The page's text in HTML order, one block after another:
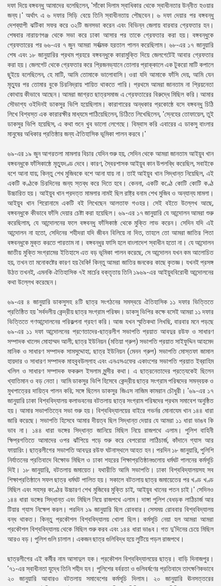
দফা দিয়ে বঙ্গবন্ধু আমাদের বলেছিলেন, 'সাঁকো দিলাম স্বাধিকার থেকে স্বাধীনতার উন্নীত হওয়ার
জন্য।' অর্থাৎ এ ৬ দফার সিড়ি বেয়ে তিনি স্বাধীনতায় পৌছবেন। ৬ দফা দেয়ার পর বঙ্গবন্ধু
দেশব্যাপী ঝটিকা সফর করে ৩২টি জনসভা করেন এবং বিভিন্ন জেলায় বারবার গ্রেফতার হন।
শেষবার নারায়ণগঞ্জ থেকে সভা করে ঢাকা আসার পর তাকে গ্রেফতার করা হয়। বঙ্গবন্ধুকে
গ্রেফতারের পর ৬৬-এর ৭ জুন আমরা সর্বাত্মক হরতাল পালন করেছিলাম। ৬৮-এর ১৭ জানুয়ারি
শেষ এবং ১৮ জানুয়ারির প্রথম প্রহরে বঙ্গবন্ধুকে কারামুক্তি দিয়ে জেলগেটেই আবার গ্রেফতার
করা হয়। জেলগেট থেকে গ্রেফতার করে প্রিজনভ্যানে তােলার প্রাক্কালে এক টুকরাে মাটি কপালে
ছুইয়ে বলেছিলেন, হে মাটি, আমি তােমাকে ভালােবাসি। ওরা যদি আমাকে ফাঁসি দেয়, আমি যেন
মৃত্যুর পর তােমার বুকে চিরনিদ্রায় শায়িত থাকতে পারি। প্রথমে আমরা জানতাম না প্রিয়নেতা
কোথায় কীভাবে আছেন। আমরা জাগ্রত ছাত্রসমাজ এ গ্রেফতারের বিরুদ্ধে মিছিল করি। আমার
সৌভাগ্য ওইদিনই ডাকসুর ভিপি হয়েছিলাম। কারাগারের অন্ধকার প্রকোষ্ঠে বসে বঙ্গবন্ধু চিঠি
লিখে বিশ্বস্ত এক কারারক্ষীর মাধ্যমে পাঠিয়েছিলেন, চিঠিতে লিখেছিলেন, 'স্নেহের তােফায়েল, তুই
ডাকসুর ভিপি হয়েছিস, এ কথা শুনে খুব ভালাে লেগেছে। বিম্বাস করি এবারের এ ডাকসু বাংলার
মানুষের অধিকার প্রতিষ্ঠার জন্য ঐতিহাসিক ভূমিকা পালন করবে।'
৬৯-এর ১৯ জুন আগরতলা মামলার বিচার যেদিন শুরু হয়, সেদিন থেকে আমরা জানতাম আইয়ুব খান
বঙ্গবন্ধুকে ফাঁসিকাষ্ঠে মৃত্যুদণ্ড দেবে। কারণ, স্বৈরশাসক আইয়ুব কান উপলব্ধি করেছিল, সবাইকে
বশে আনা যায়; কিন্তু শেখ মুজিবকে বশে আনা যায় না। তাই আইয়ুব খান সিদ্ধান্ত নিয়েছিল, এই
একটি কণ্ঠকে চিরদিনের জন্য স্তব্ধ করে দিতে হবে। কেননা, একটি কণ্ঠে কোটি কোটি কণ্ঠ
উচ্চারিত হয়। আইয়ুব খান প্রদত্ত মামলার নামই ছিল রাষ্ট্র বনাম শেখ মুজিব ও অন্যান্য মামলা।
আইয়ুব খান শিরােনামে একটি বই লিখেছেন আলতাফ গওহর। সেই বইতে উল্লেখ আছে,
বঙ্গবন্ধুকে কীভাবে ফাঁসি দেয়ার চেষ্টা করা হয়েছিল। ৬৯-এর ১৭ জানুয়ারি যে আন্দোলন আমরা শুরু
করেছিলাম, যে আন্দোলনের ফলে বঙ্গবন্ধু ফাঁসিকাষ্ঠ থেকে মুক্তি লাভ করেন। সেদিন যদি এই
আন্দোলন না হতাে, সেদিনের শহীদরা যদি জীবন বিলিয়ে না দিত, তাহলে তো আমরা জাতির পিতা
বঙ্গবন্ধুকে মুক্ত করতে পারতাম না। বঙ্গবন্ধুর ফাসি হলে বাংলাদেশ স্বাধীন হতাে না। যে আন্দোলন
জাতীয় মুক্তি সংগ্রামের ইতিহাসে এত বড় ভূমিকা পালন করেছে, সে আন্দোলন যখন কম আলােচিত
হয়, তখন তা মনােকষ্টের কারণ হয় বৈকি! কিন্তু আমরা জাতির জনকের কাছে কৃতজ্ঞ। যখনই প্রসঙ্গ
উঠত তখনই, এমনকি ঐতিহাসিক ৭ই মার্চের বক্তৃতায় তিনি ১৯৬৯-এর আইয়ুববিরােধী আন্দোলনের
কথা উল্লেখ করেছেন।
৬৯-এর ৪ জানুয়ারি ডাকসুসহ ৪টি ছাত্র সংগঠনের সমস্বয়ে ঐতিহাসিক ১১ দফার ভিত্তিতে
প্রতিষ্ঠিত হয় 'সর্বদলীয় কেন্দ্রীয় ছাত্র সংগ্রাম পরিষদ। ডাকসু ভিপির কক্ষে বসেই আমরা ১১ দফার
ভিত্তিতে গণআন্দোলনের পরিকল্পনা গ্রহণ করি। আজ যখন স্মৃতিকথা লিখছি, বারবার মনে পড়ছে
৬৯-এর ১১ দফা আন্দোলনের প্রণেতাদের-ছাত্রলীগ সভাপতি প্রয়াত আবদুর রউফ ও সাধারণ
সম্পাদক খালেদ মােহাম্মদ আলী; ছাত্র ইউনিয়ন (মতিয়া গ্রুপ) সভাপতি প্রয়াত সাইফুদ্দিন আহমেদ
মানিক ও সাধারণ সম্পাদক সামসুদ্দোহা; ছাত্র ইউনিয়ন (মেনন গ্রুপ) সভাপতি মােস্তফা জামাল
হায়দার ও সাধারণ সম্পাদক মাহবুবউল্লাহ এবং এনএসএফের একাংশের সভাপতি প্রয়াত ইব্রাহিম
খলিল ও সাধারণ সম্পাদক ফকরুল ইসলাম মুন্সীর কথা। এ ছাত্রনেতাদের প্রত্যেকেই ছিলেন
খ্যাতিমান ও বড় নেতা। আমি ডাকসুর ভিপি হিসেবে কেন্দ্রীয় ছাত্র সংগ্রাম পরিষদের সমন্বয়ক ও
মুখপাত্রের দায়িত্ব পালন করি; সঙ্গে ছিলেন ডাকসুর জিএস নাজিম কামরান চৌধুরী। '৬৯-এর ১৭
জানুয়ারি ঢাকা বিশ্ববিদ্যালয় কলাভবনের বটতলায় ছাত্র সংগ্রাম পরিষদের প্রথম সমাবেশ অনুষ্ঠিত
হয়। আমার সভাপতিত্বে সভা শুরু হয়। বিশ্ববিদ্যালয়ের বাইরে গভর্নর মােনাযেম খান ১৪৪ ধারা
জারি করেছে। সভাপতি হিসেবে আমার দীয়ত্ব ছিল সিদ্ধান্ত দেয়ার যে আমরা ১১ ধারা ভাঙব কি
ভাব না। ১৪৪ ধারা ভঙ্গের সিদ্ধান্ত জানিয়ে মিছিল নিয়ে রাজপথে এলাম। পুলিশ বাহিনী
ক্ষিপ্রগতিতে আমাদের ওপর ঝাঁপিয়ে পড়ে শুরু করে বেপরােয়া লাঠিচার্জ, কাঁদানে গ্যাস আর
ফায়ারিং। ছাত্রলীগের সভাপতি আবদুর রউফ ঘটনাস্থলে আহত হন। পরদিন ১৮ জানুয়ারি, পুলিশি
নির্যাতনের প্রতিবাদে বিক্ষোভ মিছিল ও ঢাকা শহরের শিক্ষাপ্রতিষ্ঠানগুলােয় ধর্মঘট পালনের কর্মসূচি
দিই। ১৮ জানুয়ারি, বটতলায় জমায়েত। যথারীতি আমি সভাপতি। ঢাকা বিশ্ববিদ্যালয়সহ সব
শিক্ষাপ্রতিষ্ঠানে সফল ছাত্র ধর্মঘট পালিত হয়। সকালে বটতলায় ছাত্র জমায়েতের পর খণ্ড খণ্ড
মিছিল এবং সহস্র কণ্ঠের উচ্চারণ শেখ মুজিবের মুক্তি চাই, আইয়ুব খানের পতন চাই।' সেদিনও
১৪৪ ধারা ভঙ্গের সিদ্ধান্ত এবং মিছিল নিয়ে রাজপথে এলাম। দাঙ্গা পুলিশ বেধড়ক লাঠিচার্জ আর
টিয়ার গ্যাস নিক্ষেপ করল। পরদিন ১৯ জানুয়ারি ছিল রােববার। সেসময় রােববার বিশ্ববিদ্যালয়
বন্ধ থাকত। কিন্তু প্রকৌশল বিশ্ববিদ্যালয় খােলা ছিল। কর্মসূচি নেয়া হল আমরা আমরা
প্রকৌশল বিশ্ববিদ্যালয় থেকে মিছিল শুরু করব এবং ১৪৪ ধারা ভাঙব। গত দু'দিনের চেয়ে মিছিল
আরও বড়। পুলিশ গুলি চালাল। একজন ছাত্র গুলিবিদ্ধ হয়ে লুটিয়ে পড়ল রাজপথে।
ছাত্রলীগের এই কর্মীর নাম আসাদুল হক। প্রকৌশল বিশ্ববিদ্যালয়ের ছাত্র। বাড়ি দিনাজপুর।
'৭১-এর স্বাধীনতা যুদ্ধে তিনি শহীদ হন। পুলিশের বর্বরতা ও গুলিবর্ষণের প্রতিবাদে তাৎক্ষণিকভাবে
২০ জানুয়ারি আবারও বটতলায় সমাবেশের কর্মসূচি দিলাম। ২০ জানুয়ারি ঊনসত্তরের